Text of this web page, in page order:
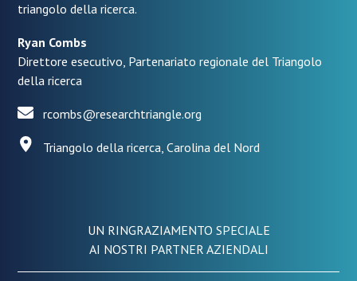
triangolo della ricerca.
Ryan Combs
Direttore esecutivo, Partenariato regionale del Triangolo
della ricerca
rcombs@researchtriangle.org
Triangolo della ricerca, Carolina del Nord
UN RINGRAZIAMENTO SPECIALE
AI NOSTRI PARTNER AZIENDALI